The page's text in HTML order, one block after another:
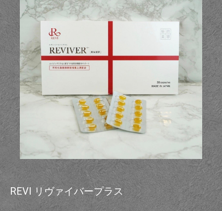
REVI リヴァイバープラス